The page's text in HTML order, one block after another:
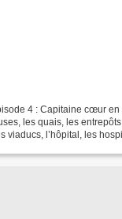
4 : Capitaine cœur en
les quais, les
viaducs, l’hôpital, les